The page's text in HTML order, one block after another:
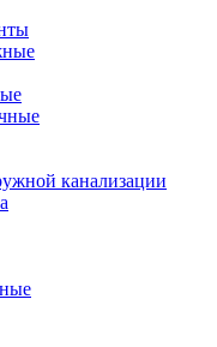
канализации